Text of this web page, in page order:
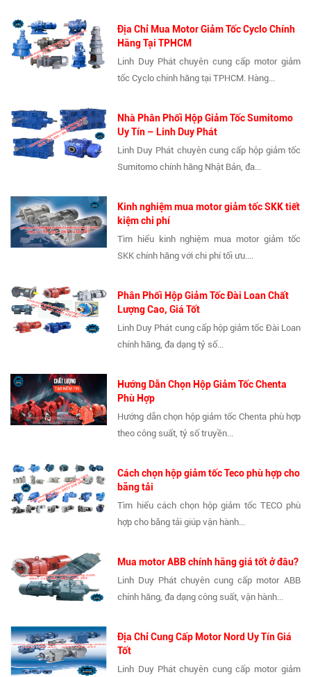
Địa Chỉ Mua Motor Giảm Tốc Cyclo Chính
Hãng Tại TPHCM
Linh Duy Phát chuyên cung cấp motor giảm
tốc Cyclo chính hãng tại TPHCM. Hàng...
Nhà Phân Phối Hộp Giảm Tốc Sumitomo
Uy Tín – Linh Duy Phát
Linh Duy Phát chuyên cung cấp hộp giảm tốc
Sumitomo chính hãng Nhật Bản, đa...
Kinh nghiệm mua motor giảm tốc SKK tiết
kiệm chi phí
Tìm hiểu kinh nghiệm mua motor giảm tốc
SKK chính hãng với chi phí tối ưu....
Phân Phối Hộp Giảm Tốc Đài Loan Chất
Lượng Cao, Giá Tốt
Linh Duy Phát cung cấp hộp giảm tốc Đài Loan
chính hãng, đa dạng tỷ số...
Hướng Dẫn Chọn Hộp Giảm Tốc Chenta
Phù Hợp
Hướng dẫn chọn hộp giảm tốc Chenta phù hợp
theo công suất, tỷ số truyền...
Cách chọn hộp giảm tốc Teco phù hợp cho
băng tải
Tìm hiểu cách chọn hộp giảm tốc TECO phù
hợp cho băng tải giúp vận hành...
Mua motor ABB chính hãng giá tốt ở đâu?
Linh Duy Phát chuyên cung cấp motor ABB
chính hãng, đa dạng công suất, vận hành...
Địa Chỉ Cung Cấp Motor Nord Uy Tín Giá
Tốt
Linh Duy Phát chuyên cung cấp motor giảm